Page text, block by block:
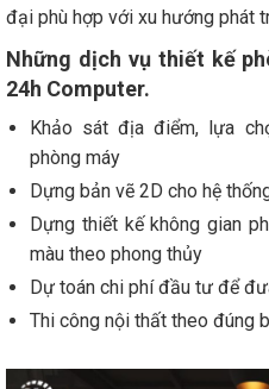
đại phù hợp với xu hướng phát
Những dịch vụ thiết kế
24h Computer.
Khảo sát địa điểm, lựa
phòng máy
Dựng bản vẽ 2D cho hệ
Dựng thiết kế không gian
màu theo phong thủy
Dự toán chi phí đầu tư để
Thi công nội thất theo đúng